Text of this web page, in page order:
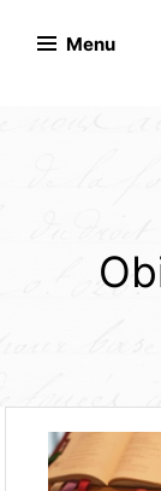
Menu